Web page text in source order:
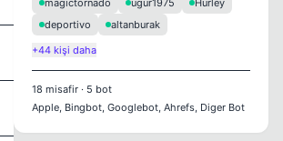
magictornado
ugur1975
Hurley
deportivo
altanburak
+44 kişi daha
18 misafir · 5 bot
Apple, Bingbot, Googlebot, Ahrefs, Diger Bot